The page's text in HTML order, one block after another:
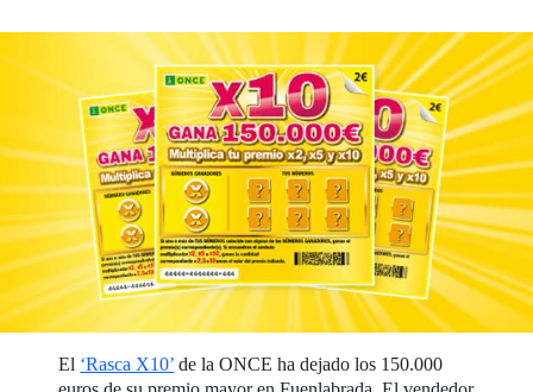
El ‘Rasca X10’ de la ONCE ha dejado los 150.000